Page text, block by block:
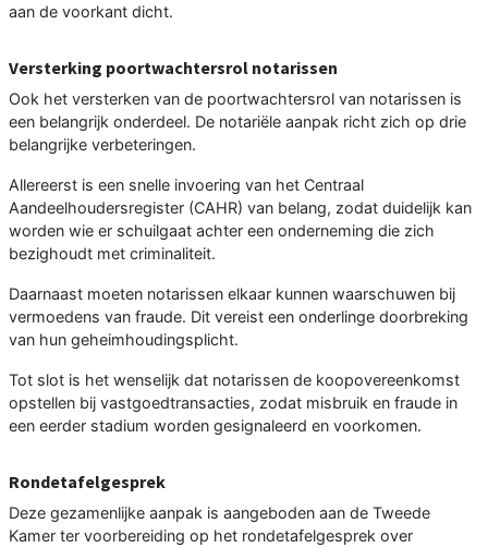
aan de voorkant dicht.
Versterking poortwachtersrol notarissen
Ook het versterken van de poortwachtersrol van notarissen is
een belangrijk onderdeel. De notariële aanpak richt zich op drie
belangrijke verbeteringen.
Allereerst is een snelle invoering van het Centraal
Aandeelhoudersregister (CAHR) van belang, zodat duidelijk kan
worden wie er schuilgaat achter een onderneming die zich
bezighoudt met criminaliteit.
Daarnaast moeten notarissen elkaar kunnen waarschuwen bij
vermoedens van fraude. Dit vereist een onderlinge doorbreking
van hun geheimhoudingsplicht.
Tot slot is het wenselijk dat notarissen de koopovereenkomst
opstellen bij vastgoedtransacties, zodat misbruik en fraude in
een eerder stadium worden gesignaleerd en voorkomen.
Rondetafelgesprek
Deze gezamenlijke aanpak is aangeboden aan de Tweede
Kamer ter voorbereiding op het rondetafelgesprek over